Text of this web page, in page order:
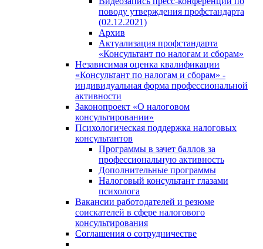
поводу утверждения профстандарта
(02.12.2021)
Архив
Актуализация профстандарта
«Консультант по налогам и сборам»
Независимая оценка квалификации
«Консультант по налогам и сборам» -
индивидуальная форма профессиональной
активности
Законопроект «О налоговом
консультировании»
Психологическая поддержка налоговых
консультантов
Программы в зачет баллов за
профессиональную активность
Дополнительные программы
Налоговый консультант глазами
психолога
Вакансии работодателей и резюме
соискателей в сфере налогового
консультирования
Соглашения о сотрудничестве